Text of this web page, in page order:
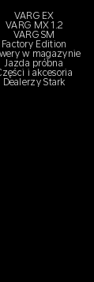
VARG EX
VARG MX 1.2
VARG SM
Factory Edition
w magazynie
Jazda próbna
i akcesoria
Dealerzy Stark